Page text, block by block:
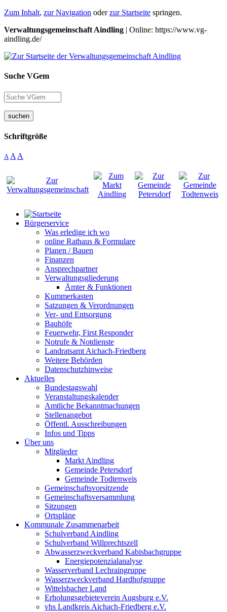
Zum Inhalt, zur Navigation oderzur Startseite springen.
Verwaltungsgemeinschaft Aindling | Online: https://www.vg-
aindling.de/
Suche VGem
suchen
Schriftgröße
A A A
Bürgerservice
Was erledige ich wo
online Rathaus & Formulare
Planen / Bauen
Finanzen
Ansprechpartner
Verwaltungsgliederung
Ämter & Funktionen
Kummerkasten
Satzungen & Verordnungen
Ver- und Entsorgung
Bauhöfe
Feuerwehr, First Responder
Notrufe & Notdienste
Landratsamt Aichach-Friedberg
Weitere Behörden
Datenschutzhinweise
Aktuelles
Bundestagswahl
Veranstaltungskalender
Amtliche Bekanntmachungen
Stellenangebot
Öffentl. Ausschreibungen
Infos und Tipps
Über uns
Mitglieder
Markt Aindling
Gemeinde Petersdorf
Gemeinde Todtenweis
Gemeinschaftsvorsitzende
Gemeinschaftsversammlung
Sitzungen
Ortspläne
Kommunale Zusammenarbeit
Schulverband Aindling
Schulverband Willprechtszell
Abwasserzweckverband Kabisbachgruppe
Energiepotenzialanalyse
Wasserverband Lechraingruppe
Wasserzweckverband Hardhofgruppe
Wittelsbacher Land
Erholungsgebieteverein Augsburg e.V.
vhs Landkreis Aichach-Friedberg e.V.